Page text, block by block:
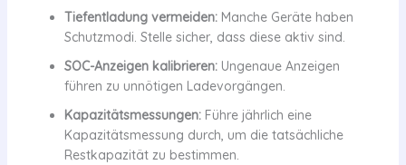
Tiefentladung vermeiden:Manche Geräte haben
Schutzmodi. Stelle sicher, dass diese aktiv sind.
SOC-Anzeigen kalibrieren:Ungenaue Anzeigen
führen zu unnötigen Ladevorgängen.
Kapazitätsmessungen:Führe jährlich eine
Kapazitätsmessung durch, um die tatsächliche
Restkapazität zu bestimmen.